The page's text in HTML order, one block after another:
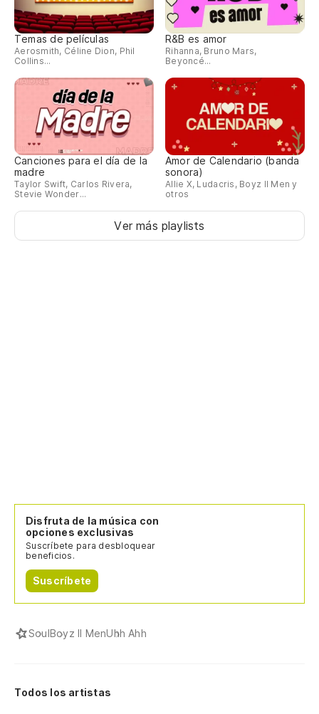
Temas de películas
Aerosmith, Céline Dion, Phil
Collins...
R&B es amor
Rihanna, Bruno Mars,
Beyoncé...
Canciones para el día de la
madre
Taylor Swift, Carlos Rivera,
Stevie Wonder...
Amor de Calendario (banda
sonora)
Allie X, Ludacris, Boyz II Men y
otros
Ver más playlists
Disfruta de la música con
opciones exclusivas
Suscríbete para desbloquear
beneficios.
Suscríbete
SoulBoyz II MenUhh Ahh
Todos los artistas